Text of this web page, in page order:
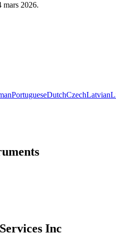
mars 2026.
PortugueseDutchCzechLatvian
Inc